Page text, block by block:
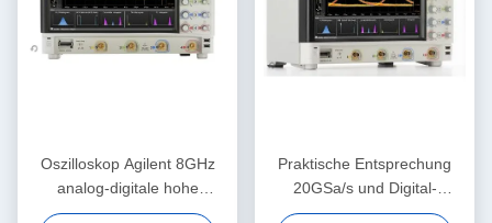
Oszilloskop Agilent 8GHz
analog-digitale hohe
Auflösung Keysight
Praktische Entsprechung
20GSa/s und Digital-
Oszilloskop Keysight Agilent